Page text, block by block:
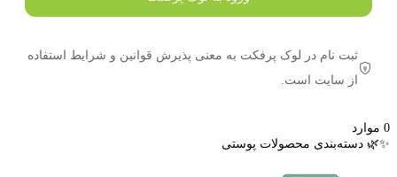
ثبت نام در لوک پرفکت به معنی پذیرش قوانین و شرایط استفاده
از سایت است.
0 موارد
✨🌿 دسته‌بندی محصولات پوستی